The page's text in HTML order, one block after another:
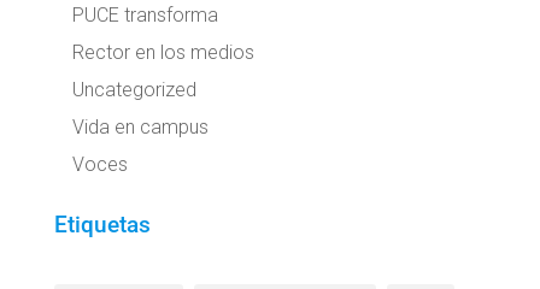
PUCE transforma
Rector en los medios
Uncategorized
Vida en campus
Voces
Etiquetas